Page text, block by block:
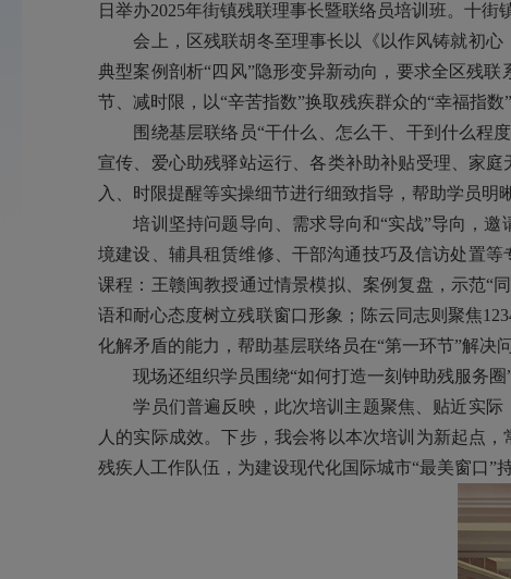
日举办2025年街镇残联理事长暨联络员培训班。十
会上，区残联胡冬至理事长以《以作风铸就初心
典型案例剖析“四风”隐形变异新动向，要求全区残
节、减时限，以“辛苦指数”换取残疾群众的“幸福指数
围绕基层联络员“干什么、怎么干、干到什么程度
宣传、爱心助残驿站运行、各类补助补贴受理、家
入、时限提醒等实操细节进行细致指导，帮助学员明
培训坚持问题导向、需求导向和“实战”导向，邀
境建设、辅具租赁维修、干部沟通技巧及信访处置
课程：王赣闽教授通过情景模拟、案例复盘，示范“
语和耐心态度树立残联窗口形象；陈云同志则聚焦
化解矛盾的能力，帮助基层联络员在“第一环节”解决
现场还组织学员围绕“如何打造一刻钟助残服务圈
学员们普遍反映，此次培训主题聚焦、贴近实际
人的实际成效。下步，我会将以本次培训为新起点
残疾人工作队伍，为建设现代化国际城市“最美窗口”